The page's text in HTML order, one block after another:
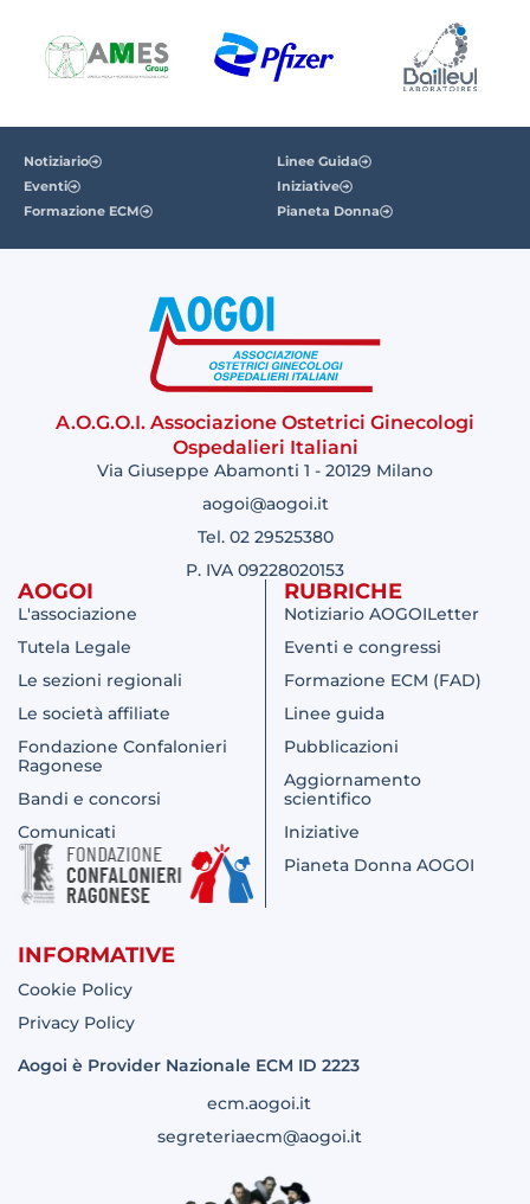
Notiziario
Eventi
Formazione ECM
Linee Guida
Iniziative
Pianeta Donna
A.O.G.O.I. Associazione Ostetrici Ginecologi
Ospedalieri Italiani
Via Giuseppe Abamonti 1 - 20129 Milano
aogoi@aogoi.it
Tel. 02 29525380
P. IVA 09228020153
AOGOI
L'associazione
Tutela Legale
Le sezioni regionali
Le società affiliate
Fondazione Confalonieri
Ragonese
Bandi e concorsi
Comunicati
RUBRICHE
Notiziario AOGOILetter
Eventi e congressi
Formazione ECM (FAD)
Linee guida
Pubblicazioni
Aggiornamento
scientifico
Iniziative
Pianeta Donna AOGOI
INFORMATIVE
Cookie Policy
Privacy Policy
Aogoi è Provider Nazionale ECM ID 2223
ecm.aogoi.it
segreteriaecm@aogoi.it